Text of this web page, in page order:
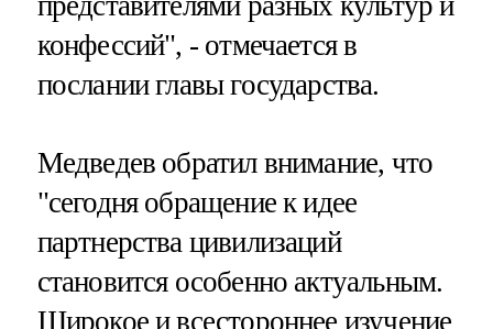
конфессий", - отмечается в
послании главы государства.
Медведев обратил внимание, что
"сегодня обращение к идее
партнерства цивилизаций
становится особенно актуальным.
Широкое и всестороннее изучение